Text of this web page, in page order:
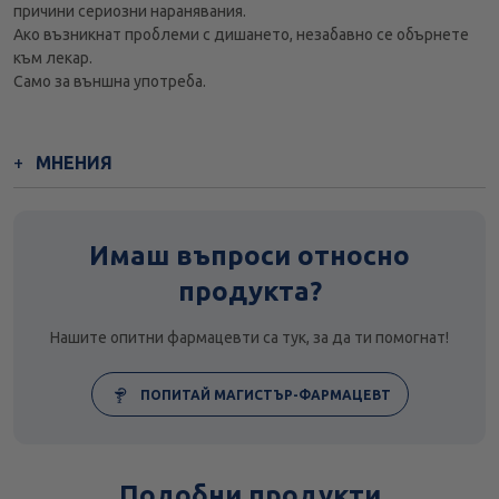
причини сериозни наранявания.
Ако възникнат проблеми с дишането, незабавно се обърнете
към лекар.
Само за външна употреба.
МНЕНИЯ
Имаш въпроси относно
продукта?
Нашите опитни фармацевти са тук, за да ти помогнат!
ПОПИТАЙ МАГИСТЪР-ФАРМАЦЕВТ